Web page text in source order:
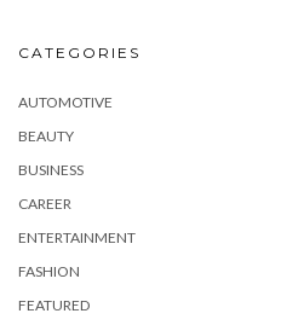
CATEGORIES
AUTOMOTIVE
BEAUTY
BUSINESS
CAREER
ENTERTAINMENT
FASHION
FEATURED